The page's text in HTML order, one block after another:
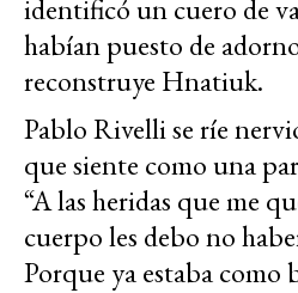
identificó un cuero de
habían puesto de
reconstruye Hnatiuk.
Pablo Rivelli se ríe
que siente como una
“A las heridas que me
cuerpo les debo no
Porque ya estaba como